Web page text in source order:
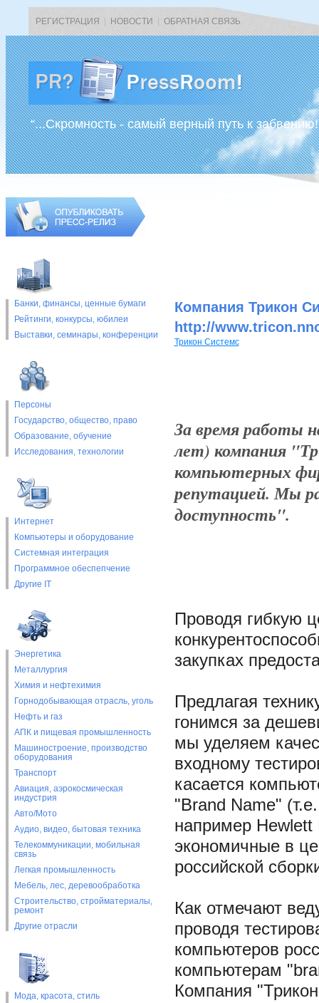
РЕГИСТРАЦИЯ НОВОСТИ ОБРАТНАЯ СВЯЗЬ
“...Скромность - самый верный путь к
Банки, финансы, ценные бумаги
Рейтинги, конкурсы, юбилеи
Выставки, cеминары, конференции
Персоны
Государство, общество, право
Образование, обучение
Исследования, технологии
Интернет
Компьютеры и оборудование
Системная интеграция
Программное обеспепчение
Другие IT
Энергетика
Металлургия
Химия и нефтехимия
Горнодобывающая отрасль, уголь
Нефть и газ
АПК и пищевая промышленность
Машиностроение, производство
оборудования
Транспорт
Авиация, аэрокосмическая
индустрия
Авто/Мото
Аудио, видео, бытовая техника
Телекоммуникации, мобильная
связь
Легкая промышленность
Мебель, лес, деревообработка
Строительство, стройматериалы,
ремонт
Другие отрасли
Мода, красота, стиль
Компания Трикон
http://
Трикон Системс
За время работы
лет) компания
компьютерных
репутацией. Мы
доступность".
Проводя гибкую
закупках
Предлагая
гонимся за
мы уделяем
входному
касается
"Brand Name"
например Hewlett
экономичные в
российской
Как отмечают
проводя
компьютеров
компьютерам
Компания